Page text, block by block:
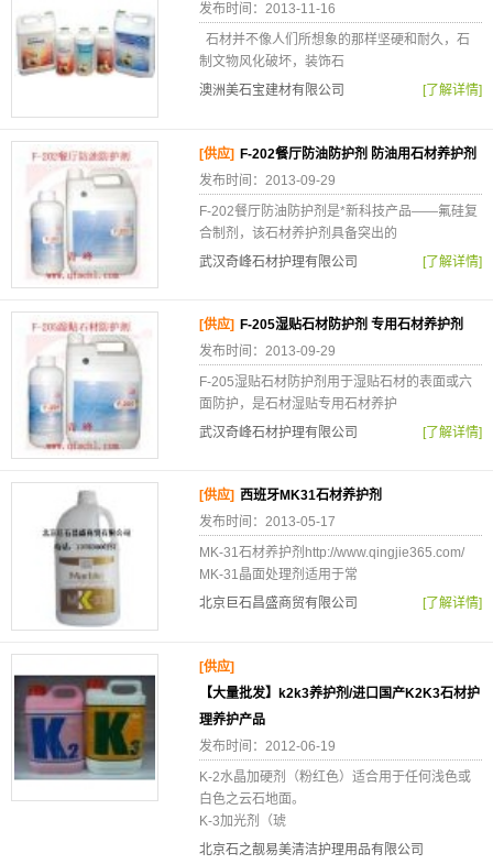
发布时间：2013-11-16
石材并不像人们所想象的那样坚硬和耐久，石
制文物风化破坏，装饰石
澳洲美石宝建材有限公司
[了解详情]
[供应] F-202餐厅防油防护剂 防油用石材养护剂
发布时间：2013-09-29
F-202餐厅防油防护剂是*新科技产品——氟硅复
合制剂，该石材养护剂具备突出的
武汉奇峰石材护理有限公司
[了解详情]
[供应]
F-205湿贴石材防护剂 专用石材养护剂
发布时间：2013-09-29
F-205湿贴石材防护剂用于湿贴石材的表面或六
面防护，是石材湿贴专用石材养护
武汉奇峰石材护理有限公司
[了解详情]
[供应] 西班牙MK31石材养护剂
发布时间：2013-05-17
MK-31石材养护剂http://www.qingjie365.com/
MK-31晶面处理剂适用于常
北京巨石昌盛商贸有限公司
[了解详情]
[供应]
【大量批发】k2k3养护剂/进口国产K2K3石材护
理养护产品
发布时间：2012-06-19
K-2水晶加硬剂（粉红色）适合用于任何浅色或
白色之云石地面。
K-3加光剂（琥
北京石之靓易美清洁护理用品有限公司